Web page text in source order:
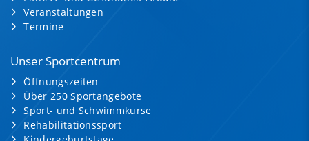
Veranstaltungen
Termine
Unser Sportcentrum
Öffnungszeiten
Über 250 Sportangebote
Sport- und Schwimmkurse
Rehabilitationssport